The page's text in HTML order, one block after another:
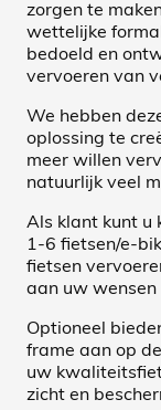
zorgen te
wettelijke
bedoeld en
vervoeren van
We hebben
oplossing te
meer willen
natuurlijk veel
Als klant kunt u
1-6 fietsen/e-
fietsen
aan uw
Optioneel
frame aan op
uw
zicht en